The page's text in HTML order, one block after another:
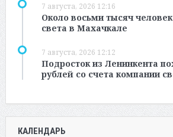
7 августа, 2026 12:16
Около восьми тысяч человек
света в Махачкале
7 августа, 2026 12:12
Подросток из Ленинкента
рублей со счета компании
КАЛЕНДАРЬ